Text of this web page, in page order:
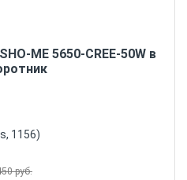
ME 5650-CREE-50W в
1156)
руб.